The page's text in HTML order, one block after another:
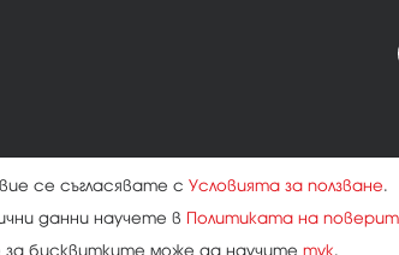
се съгласявате с Условията за ползване.
данни научете в Политиката на
за бисквитките може да научите тук.